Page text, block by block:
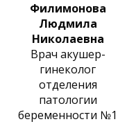
Филимонова
Людмила
Николаевна
Врач акушер-
гинеколог
отделения
патологии
беременности №1